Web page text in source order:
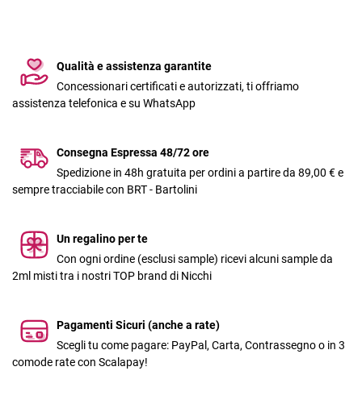
Qualità e assistenza garantite
Concessionari certificati e autorizzati, ti offriamo
assistenza telefonica e su WhatsApp
Consegna Espressa 48/72 ore
Spedizione in 48h gratuita per ordini a partire da 89,00 € e
sempre tracciabile con BRT - Bartolini
Un regalino per te
Con ogni ordine (esclusi sample) ricevi alcuni sample da
2ml misti tra i nostri TOP brand di Nicchi
Pagamenti Sicuri (anche a rate)
Scegli tu come pagare: PayPal, Carta, Contrassegno o in 3
comode rate con Scalapay!